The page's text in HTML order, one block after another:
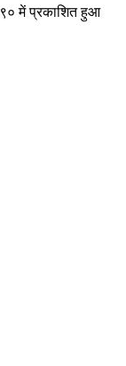
में प्रकाशित हुआ